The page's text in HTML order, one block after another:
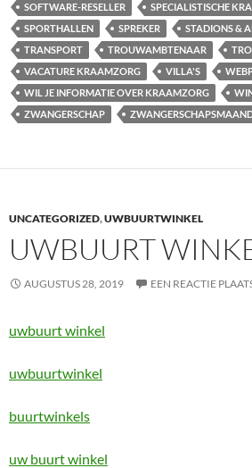
SOFTWARE-RESELLER
SPECIALISTISCHE
SPORTHALLEN
SPREKER STADIONS &
TRANSPORT
TROUWAMBTENAAR
VACATURE KRAAMZORG
VILLA'S
WIL JE INFORMATIE OVER KRAAMZORG
ZWANGERSCHAP
UNCATEGORIZED,UWBUURTWINKEL
UWBUURT
AUGUSTUS 28, 2019 EEN REACTIE
uwbuurt winkel
uwbuurtwinkel
buurtwinkels
uw buurt winkel